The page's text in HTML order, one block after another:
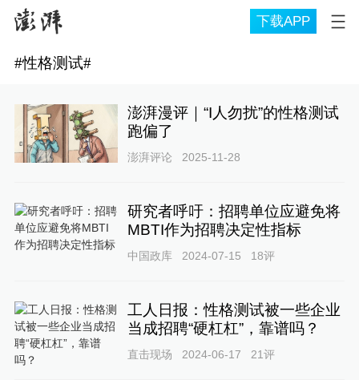
下载APP
#性格测试#
澎湃漫评｜“I人勿扰”的性格测试
跑偏了
澎湃评论 2025-11-28
研究者呼吁：招聘单位应避免将
MBTI作为招聘决定性指标
中国政库 2024-07-15 18评
工人日报：性格测试被一些企业
当成招聘“硬杠杠”，靠谱吗？
直击现场 2024-06-17 21评